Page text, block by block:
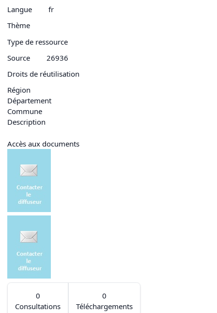
Langue
fr
Thème
Type de ressource
Source
26936
Droits de réutilisation
Région
Département
Commune
Description
Accès aux documents
0
Consultations
0
Téléchargements